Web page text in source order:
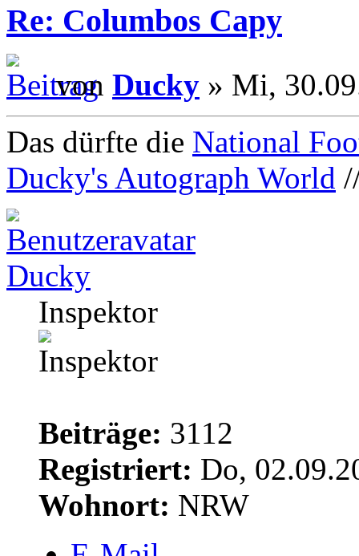
Re: Columbos Capy
von Ducky » Mi,
Das dürfte die National
Ducky's Autograph World
Ducky
Inspektor
Beiträge: 3112
Registriert: Do,
Wohnort: NRW